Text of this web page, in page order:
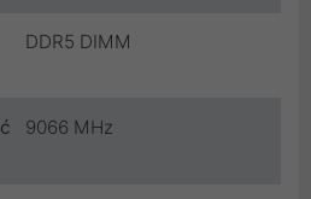
DDR5 DIMM
9066 MHz